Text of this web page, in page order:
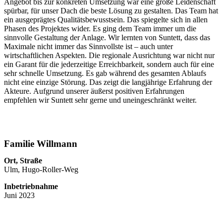
Angebot bis zur konkreten Umsetzung war eine große Leidenschaft
spürbar, für unser Dach die beste Lösung zu gestalten. Das Team hat
ein ausgeprägtes Qualitätsbewusstsein. Das spiegelte sich in allen
Phasen des Projektes wider. Es ging dem Team immer um die
sinnvolle Gestaltung der Anlage. Wir lernten von Suntett, dass das
Maximale nicht immer das Sinnvollste ist – auch unter
wirtschaftlichen Aspekten. Die regionale Ausrichtung war nicht nur
ein Garant für die jederzeitige Erreichbarkeit, sondern auch für eine
sehr schnelle Umsetzung. Es gab während des gesamten Ablaufs
nicht eine einzige Störung. Das zeigt die langjährige Erfahrung der
Akteure. Aufgrund unserer äußerst positiven Erfahrungen
empfehlen wir Suntett sehr gerne und uneingeschränkt weiter.
Familie Willmann
Ort, Straße
Ulm, Hugo-Roller-Weg
Inbetriebnahme
Juni 2023